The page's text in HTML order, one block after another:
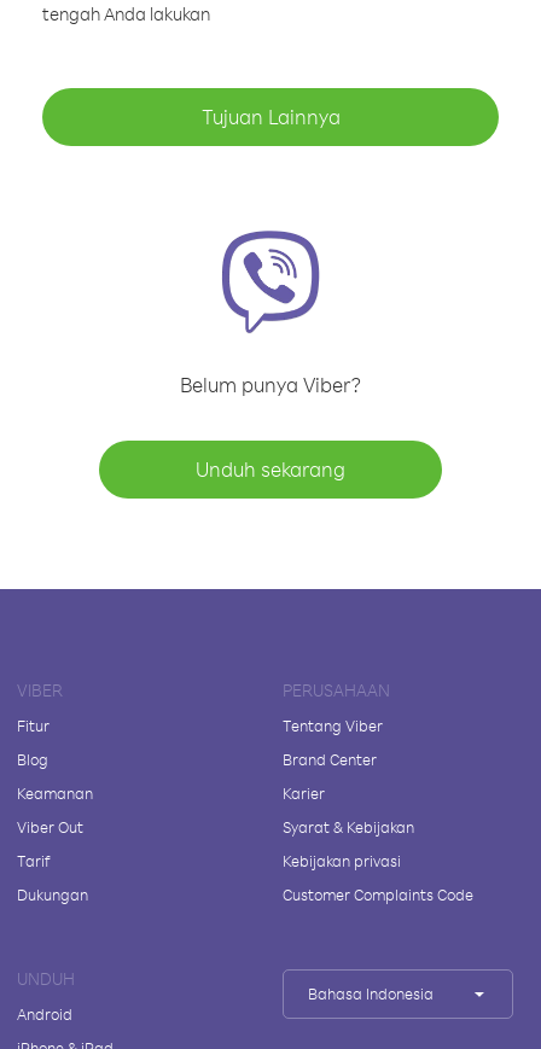
tengah Anda lakukan
Tujuan Lainnya
Belum punya Viber?
Unduh sekarang
VIBER
Fitur
Blog
Keamanan
Viber Out
Tarif
Dukungan
PERUSAHAAN
Tentang Viber
Brand Center
Karier
Syarat & Kebijakan
Kebijakan privasi
Customer Complaints Code
UNDUH
Android
Bahasa Indonesia